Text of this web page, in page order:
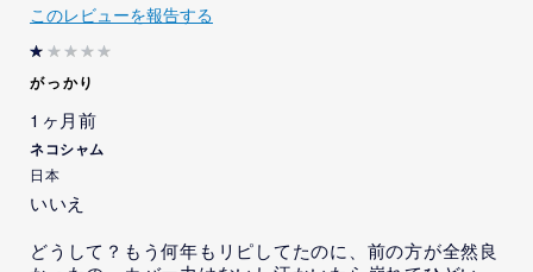
本レビューの投稿内容につい
て、当社から、特定の内容を
記載するよう指示または依頼
て、当社から、特定の内容を
記載するよう明示的な指示ま
んが、そのような示唆を受け
ました。
このレビューを報告する
がっかり
1ヶ月前
ネコシャム
日本
いいえ
どうして？もう何年もリピしてたのに、前の方が全然良